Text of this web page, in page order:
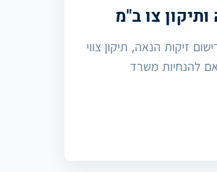
צו ב"מ
זיקות הנאה, תיקון צווי
להנחיות משרד